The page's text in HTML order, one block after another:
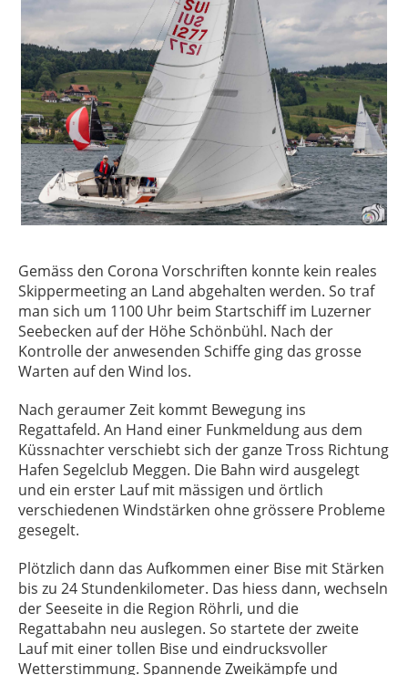
Gemäss den Corona Vorschriften konnte kein reales
Skippermeeting an Land abgehalten werden. So traf
man sich um 1100 Uhr beim Startschiff im Luzerner
Seebecken auf der Höhe Schönbühl. Nach der
Kontrolle der anwesenden Schiffe ging das grosse
Warten auf den Wind los.
Nach geraumer Zeit kommt Bewegung ins
Regattafeld. An Hand einer Funkmeldung aus dem
Küssnachter verschiebt sich der ganze Tross Richtung
Hafen Segelclub Meggen. Die Bahn wird ausgelegt
und ein erster Lauf mit mässigen und örtlich
verschiedenen Windstärken ohne grössere Probleme
gesegelt.
Plötzlich dann das Aufkommen einer Bise mit Stärken
bis zu 24 Stundenkilometer. Das hiess dann, wechseln
der Seeseite in die Region Röhrli, und die
Regattabahn neu auslegen. So startete der zweite
Lauf mit einer tollen Bise und eindrucksvoller
Wetterstimmung. Spannende Zweikämpfe und